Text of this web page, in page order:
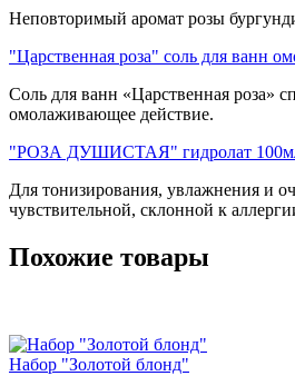
Неповторимый аромат розы
"Царственная роза" соль для ванн
Соль для ванн «Царственная роза»
омолаживающее действие.
"РОЗА ДУШИСТАЯ" гидролат
Для тонизирования, увлажнения и
чувствительной, склонной к
Похожие товары
Набор "Золотой блонд"